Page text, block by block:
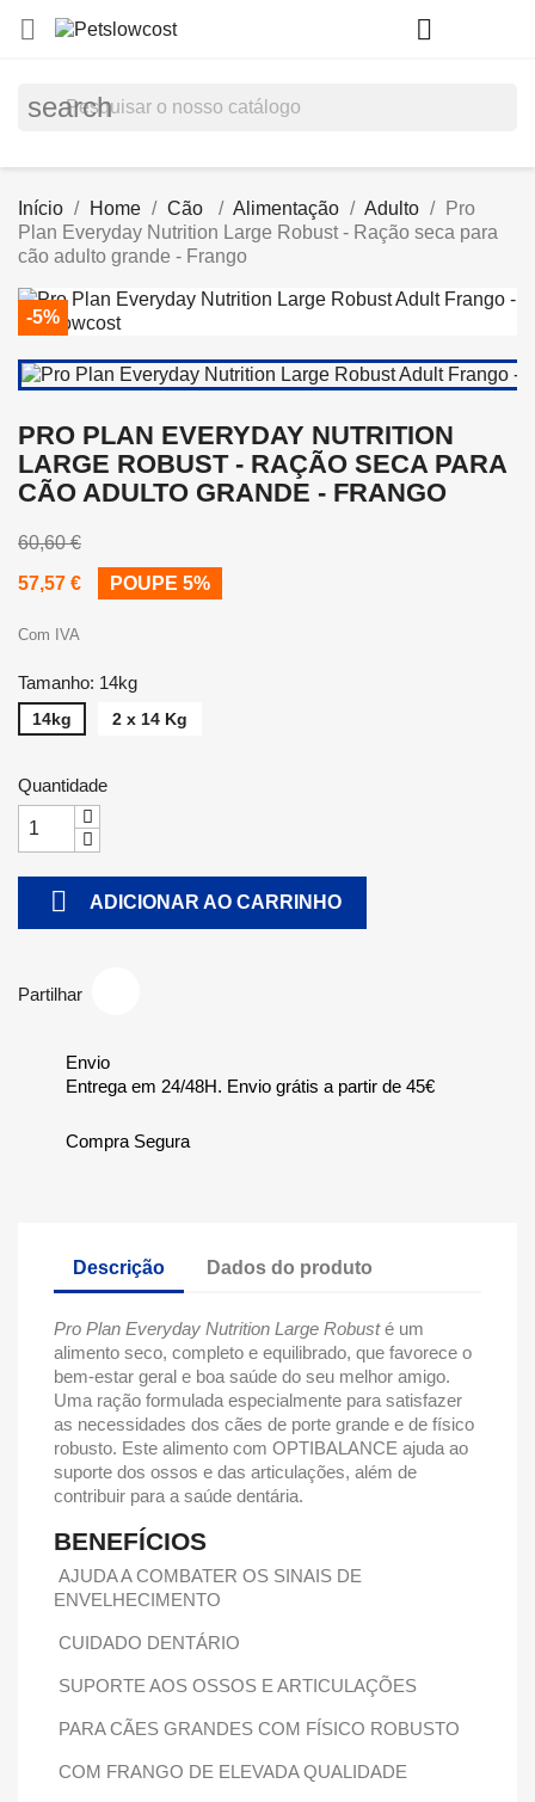
 
search
Início Home Cão Alimentação Adulto
Pro
Plan Everyday Nutrition Large Robust - Ração seca para
cão adulto grande - Frango
-5%
PRO PLAN EVERYDAY NUTRITION
LARGE ROBUST - RAÇÃO SECA PARA
CÃO ADULTO GRANDE - FRANGO
60,60 €
57,57 €
POUPE 5%
Com IVA
Tamanho: 14kg
14kg 2 x 14 Kg
Quantidade
 ADICIONAR AO CARRINHO
Partilhar
Envio
Entrega em 24/48H. Envio grátis a partir de 45€
Compra Segura
Descrição Dados do produto
Pro Plan Everyday Nutrition Large Robusté um
alimento seco, completo e equilibrado, que favorece o
bem-estar geral e boa saúde do seu melhor amigo.
Uma ração formulada especialmente para satisfazer
as necessidades dos cães de porte grande e de físico
robusto. Este alimento com OPTIBALANCE ajuda ao
suporte dos ossos e das articulações, além de
contribuir para a saúde dentária.
BENEFÍCIOS
AJUDA A COMBATER OS SINAIS DE
ENVELHECIMENTO
CUIDADO DENTÁRIO
SUPORTE AOS OSSOS E ARTICULAÇÕES
PARA CÃES GRANDES COM FÍSICO ROBUSTO
COM FRANGO DE ELEVADA QUALIDADE